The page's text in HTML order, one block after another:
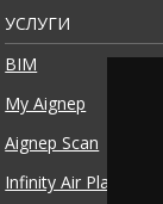
УСЛУГИ
BIM
My Aignep
Aignep Scan
Infinity Air Planner